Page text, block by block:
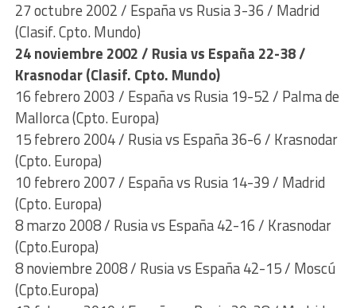
27 octubre 2002 / España vs Rusia 3-36 / Madrid
(Clasif. Cpto. Mundo)
24 noviembre 2002 / Rusia vs España 22-38 /
Krasnodar (Clasif. Cpto. Mundo)
16 febrero 2003 / España vs Rusia 19-52 / Palma de
Mallorca (Cpto. Europa)
15 febrero 2004 / Rusia vs España 36-6 / Krasnodar
(Cpto. Europa)
10 febrero 2007 / España vs Rusia 14-39 / Madrid
(Cpto. Europa)
8 marzo 2008 / Rusia vs España 42-16 / Krasnodar
(Cpto.Europa)
8 noviembre 2008 / Rusia vs España 42-15 / Moscú
(Cpto.Europa)